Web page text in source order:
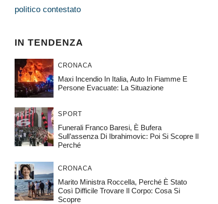
politico contestato
IN TENDENZA
CRONACA
Maxi Incendio In Italia, Auto In Fiamme E
Persone Evacuate: La Situazione
SPORT
Funerali Franco Baresi, È Bufera
Sull’assenza Di Ibrahimovic: Poi Si Scopre Il
Perché
CRONACA
Marito Ministra Roccella, Perché È Stato
Così Difficile Trovare Il Corpo: Cosa Si
Scopre